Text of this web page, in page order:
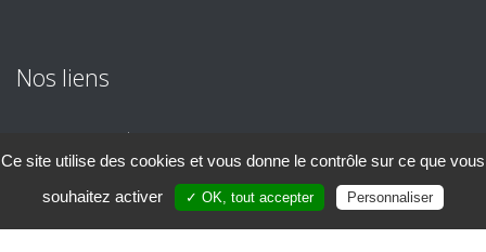
Nos liens
Formation Pizzaiolo
Devis / Inscription
Conditions Générales de Ventes
Ce site utilise des cookies et vous donne le contrôle sur ce que vous
souhaitez activer
✓ OK, tout accepter Personnaliser